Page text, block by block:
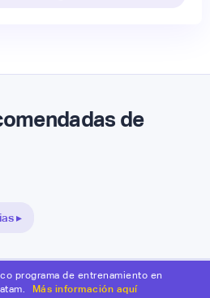
de
▸
programa de entrenamiento en
Más información aquí